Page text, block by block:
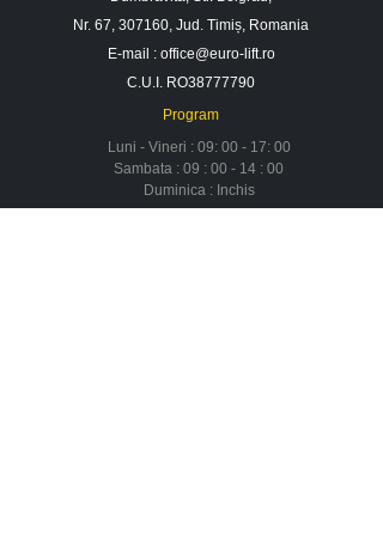
Nr. 67, 307160, Jud. Timiș, Romania
E-mail : office@euro-lift.ro
C.U.I. RO38777790
Program
Luni - Vineri : 09: 00 - 17: 00
Sambata : 09 : 00 - 14 : 00
Duminica : Inchis